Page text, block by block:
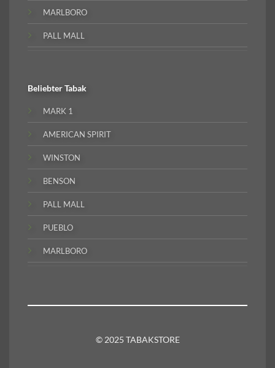
MARLBORO
PALL MALL
BeliebterTabak
MARK 1
AMERICAN SPIRIT
WINSTON
BENSON
PALL MALL
PUEBLO
MARLBORO
© 2025 TABAKSTORE